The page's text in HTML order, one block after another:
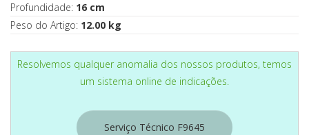
Profundidade: 16 cm
Peso do Artigo: 12.00 kg
Resolvemos qualquer anomalia dos nossos produtos, temos
um sistema online de indicações.
Serviço Técnico F9645